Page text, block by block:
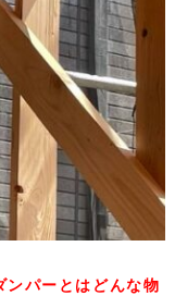
ンパーとはどんな物